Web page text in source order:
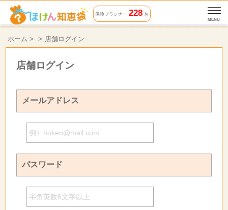
保険プランナー228 名
MENU
ホーム > 店舗ログイン
店舗ログイン
メールアドレス
パスワード